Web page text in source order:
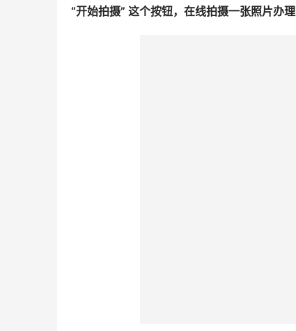
“开始拍摄” 这个按钮，在线拍摄一张照片办理